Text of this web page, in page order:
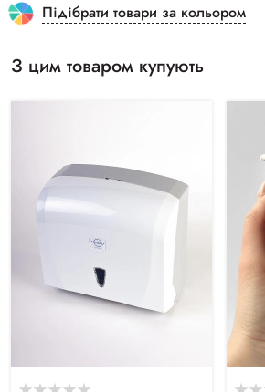
Підібрати товари за кольором
З цим товаром купують